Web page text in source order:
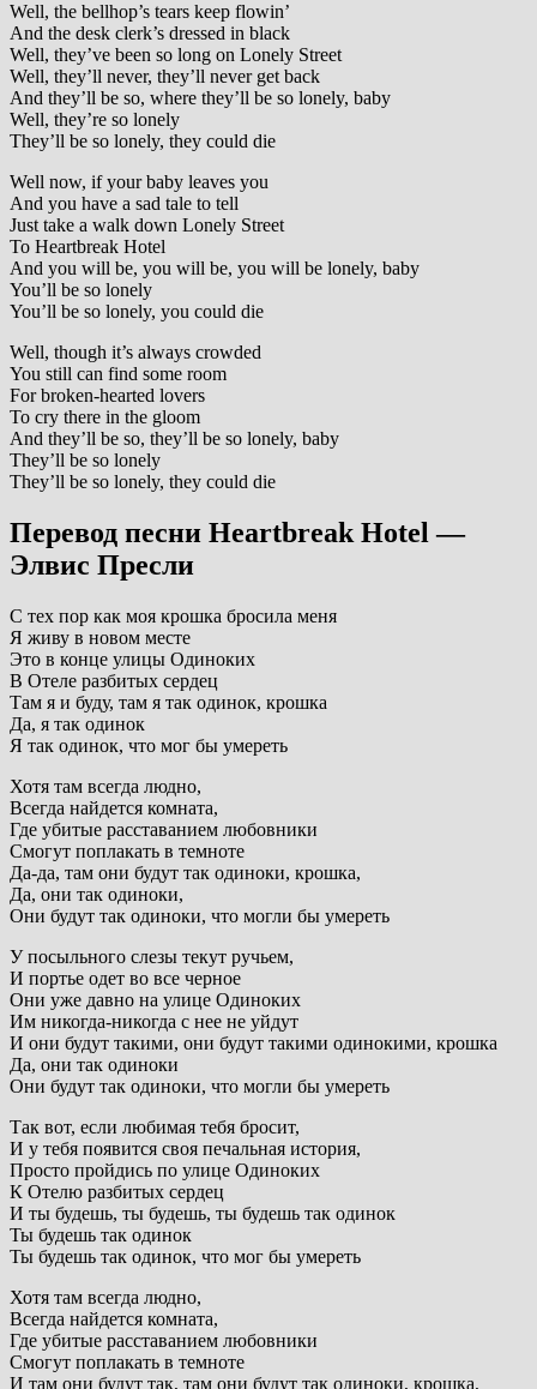
Well, the bellhop’s tears keep flowin’
And the desk clerk’s dressed in black
Well, they’ve been so long on Lonely Street
Well, they’ll never, they’ll never get back
And they’ll be so, where they’ll be so lonely, baby
Well, they’re so lonely
They’ll be so lonely, they could die
Well now, if your baby leaves you
And you have a sad tale to tell
Just take a walk down Lonely Street
To Heartbreak Hotel
And you will be, you will be, you will be lonely, baby
You’ll be so lonely
You’ll be so lonely, you could die
Well, though it’s always crowded
You still can find some room
For broken-hearted lovers
To cry there in the gloom
And they’ll be so, they’ll be so lonely, baby
They’ll be so lonely
They’ll be so lonely, they could die
Перевод песни Heartbreak Hotel —
Элвис Пресли
С тех пор как моя крошка бросила меня
Я живу в новом месте
Это в конце улицы Одиноких
В Отеле разбитых сердец
Там я и буду, там я так одинок, крошка
Да, я так одинок
Я так одинок, что мог бы умереть
Хотя там всегда людно,
Всегда найдется комната,
Где убитые расставанием любовники
Смогут поплакать в темноте
Да-да, там они будут так одиноки, крошка,
Да, они так одиноки,
Они будут так одиноки, что могли бы умереть
У посыльного слезы текут ручьем,
И портье одет во все черное
Они уже давно на улице Одиноких
Им никогда-никогда с нее не уйдут
И они будут такими, они будут такими одинокими, крошка
Да, они так одиноки
Они будут так одиноки, что могли бы умереть
Так вот, если любимая тебя бросит,
И у тебя появится своя печальная история,
Просто пройдись по улице Одиноких
К Отелю разбитых сердец
И ты будешь, ты будешь, ты будешь так одинок
Ты будешь так одинок
Ты будешь так одинок, что мог бы умереть
Хотя там всегда людно,
Всегда найдется комната,
Где убитые расставанием любовники
Смогут поплакать в темноте
И там они будут так, там они будут так одиноки, крошка,